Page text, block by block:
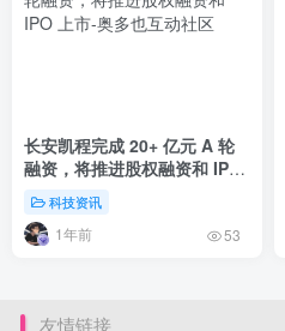
长安凯程完成 20+ 亿元 A 轮
融资，将推进股权融资和 IPO
科技资讯
1年前 53
友情链接